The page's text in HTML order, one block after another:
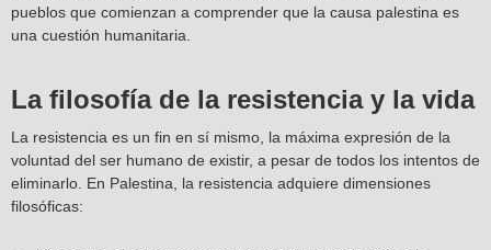
pueblos que comienzan a comprender que la causa palestina es
una cuestión humanitaria.
La filosofía de la resistencia y la vida
La resistencia es un fin en sí mismo, la máxima expresión de la
voluntad del ser humano de existir, a pesar de todos los intentos de
eliminarlo. En Palestina, la resistencia adquiere dimensiones
filosóficas: